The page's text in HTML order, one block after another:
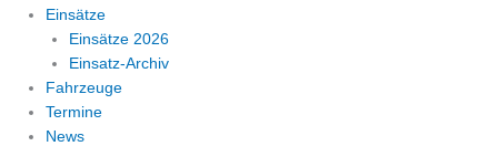
Einsätze
Einsätze 2026
Einsatz-Archiv
Fahrzeuge
Termine
News